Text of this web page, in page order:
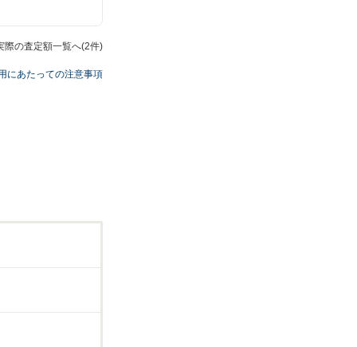
際の査定額一覧へ(2件)
にあたっての注意事項